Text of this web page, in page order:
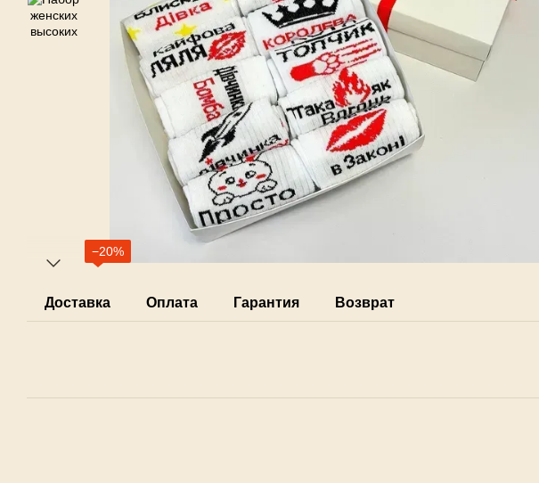
−20%
Доставка Оплата Гарантия Возврат